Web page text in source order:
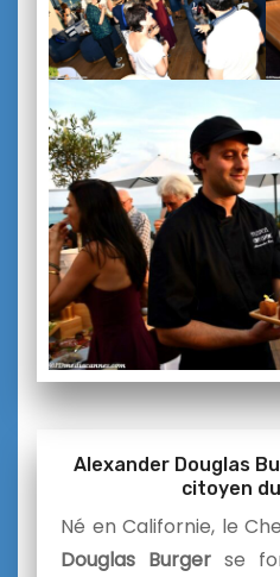
Alexander Douglas
citoyen
Né en Californie, le
Douglas Burgerse